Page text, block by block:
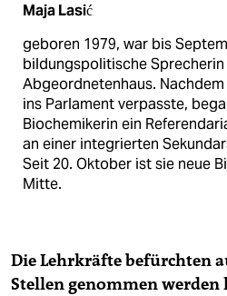
Maja Lasić
geboren 1979, war bis
bildungspolitische
Abgeordnetenhaus.
ins Parlament verpasste,
Biochemikerin ein
an einer integrierten
Seit 20. Oktober ist sie neue
Mitte.
Die Lehrkräfte befürchten
Stellen genommen